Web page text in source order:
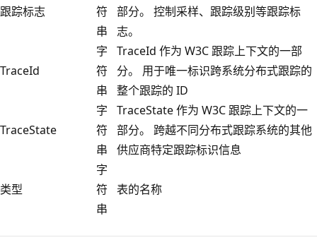
跟踪标志
符
串
部分。 控制采样、跟踪级别等跟踪标
志。
TraceId
字
符
串
TraceId 作为 W3C 跟踪上下文的一部
分。 用于唯一标识跨系统分布式跟踪的
整个跟踪的 ID
TraceState
字
符
串
TraceState 作为 W3C 跟踪上下文的一
部分。 跨越不同分布式跟踪系统的其他
供应商特定跟踪标识信息
类型
字
符
串
表的名称